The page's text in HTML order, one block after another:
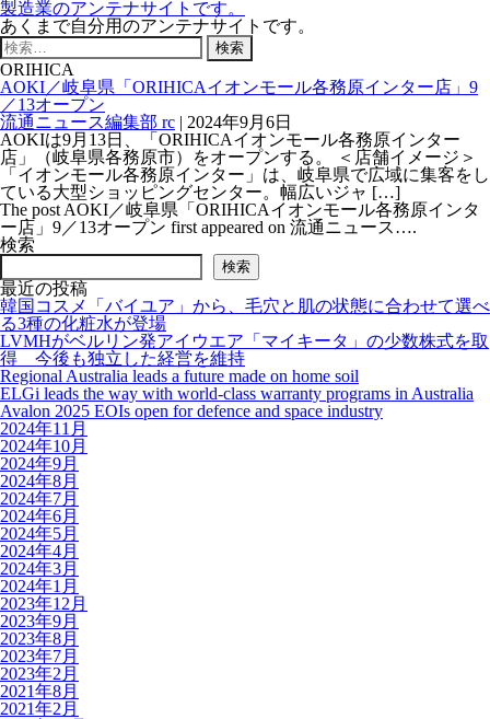
製造業のアンテナサイトです。
あくまで自分用のアンテナサイトです。
検
索:
ORIHICA
AOKI／岐阜県「ORIHICAイオンモール各務原インター店」9
／13オープン
流通ニュース編集部 rc | 2024年9月6日
AOKIは9月13日、「ORIHICAイオンモール各務原インター
店」（岐阜県各務原市）をオープンする。 ＜店舗イメージ＞
「イオンモール各務原インター」は、岐阜県で広域に集客をし
ている大型ショッピングセンター。幅広いジャ […]
The post AOKI／岐阜県「ORIHICAイオンモール各務原インタ
ー店」9／13オープン first appeared on 流通ニュース….
検索
検索
最近の投稿
韓国コスメ「バイユア」から、毛穴と肌の状態に合わせて選べ
る3種の化粧水が登場
LVMHがベルリン発アイウエア「マイキータ」の少数株式を取
得 今後も独立した経営を維持
Regional Australia leads a future made on home soil
ELGi leads the way with world-class warranty programs in Australia
Avalon 2025 EOIs open for defence and space industry
2024年11月
2024年10月
2024年9月
2024年8月
2024年7月
2024年6月
2024年5月
2024年4月
2024年3月
2024年1月
2023年12月
2023年9月
2023年8月
2023年7月
2023年2月
2021年8月
2021年2月